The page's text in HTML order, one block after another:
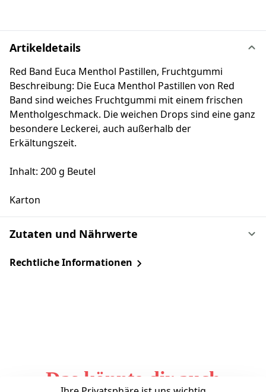
Artikeldetails
Red Band Euca Menthol Pastillen, Fruchtgummi
Beschreibung: Die Euca Menthol Pastillen von Red
Band sind weiches Fruchtgummi mit einem frischen
Mentholgeschmack. Die weichen Drops sind eine ganz
besondere Leckerei, auch außerhalb der
Erkältungszeit.
Inhalt: 200 g Beutel
Karton
Zutaten und Nährwerte
Rechtliche Informationen
Das könnte dir auch